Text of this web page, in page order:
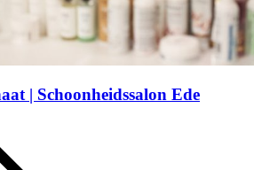
| Schoonheidssalon Ede